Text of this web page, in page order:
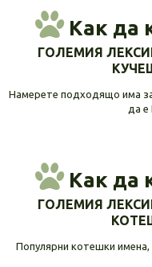
Как да
ГОЛЕМИЯ
Намерете подходящо има
да е
Как да
ГОЛЕМИЯ
Популярни котешки